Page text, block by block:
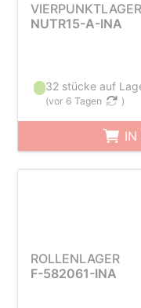
VIERPUNKTLAGER
NUTR15-A-INA
32 stücke auf
(vor 6 Tagen )
IN
ROLLENLAGER
F-582061-INA